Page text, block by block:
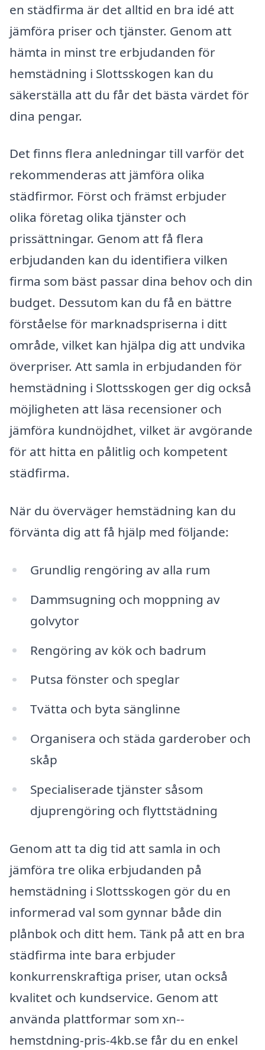
en städfirma är det alltid en bra idé att
jämföra priser och tjänster. Genom att
hämta in minst tre erbjudanden för
hemstädning i Slottsskogen kan du
säkerställa att du får det bästa värdet för
dina pengar.
Det finns flera anledningar till varför det
rekommenderas att jämföra olika
städfirmor. Först och främst erbjuder
olika företag olika tjänster och
prissättningar. Genom att få flera
erbjudanden kan du identifiera vilken
firma som bäst passar dina behov och din
budget. Dessutom kan du få en bättre
förståelse för marknadspriserna i ditt
område, vilket kan hjälpa dig att undvika
överpriser. Att samla in erbjudanden för
hemstädning i Slottsskogen ger dig också
möjligheten att läsa recensioner och
jämföra kundnöjdhet, vilket är avgörande
för att hitta en pålitlig och kompetent
städfirma.
När du överväger hemstädning kan du
förvänta dig att få hjälp med följande:
Grundlig rengöring av alla rum
Dammsugning och moppning av
golvytor
Rengöring av kök och badrum
Putsa fönster och speglar
Tvätta och byta sänglinne
Organisera och städa garderober och
skåp
Specialiserade tjänster såsom
djuprengöring och flyttstädning
Genom att ta dig tid att samla in och
jämföra tre olika erbjudanden på
hemstädning i Slottsskogen gör du en
informerad val som gynnar både din
plånbok och ditt hem. Tänk på att en bra
städfirma inte bara erbjuder
konkurrenskraftiga priser, utan också
kvalitet och kundservice. Genom att
använda plattformar som xn--
hemstdning-pris-4kb.se får du en enkel